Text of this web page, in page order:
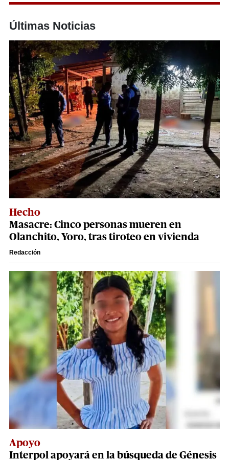
Últimas Noticias
Hecho
Masacre: Cinco personas mueren en
Olanchito, Yoro, tras tiroteo en vivienda
Redacción
Apoyo
Interpol apoyará en la búsqueda de Génesis